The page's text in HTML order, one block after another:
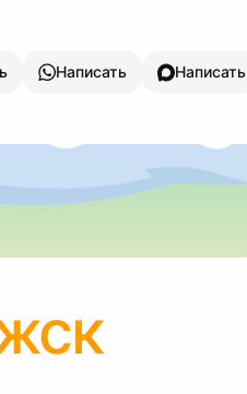
Написать Написать